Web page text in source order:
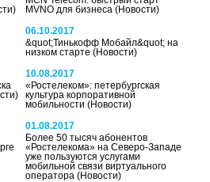
MVNO для бизнеса(Новости)
06.10.2017
&quot;Тинькофф Мобайл&quot; на
низком старте(Новости)
10.08.2017
«Ростелеком»: петербургская
культура корпоративной
мобильности(Новости)
01.08.2017
Более 50 тысяч абонентов
«Ростелекома» на Северо-Западе
уже пользуются услугами
мобильной связи виртуального
оператора(Новости)